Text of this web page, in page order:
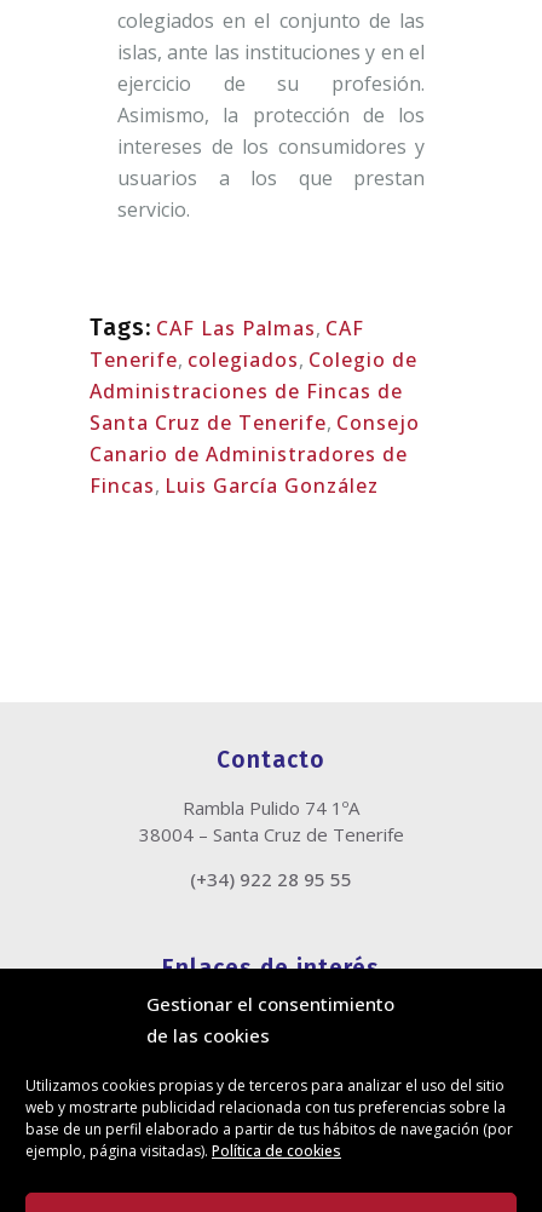
Gestionar el consentimiento
de las cookies
Utilizamos cookies propias y de terceros para analizar el uso del sitio
web y mostrarte publicidad relacionada con tus preferencias sobre la
base de un perfil elaborado a partir de tus hábitos de navegación (por
ejemplo, página visitadas). Política de cookies
colegiados en el conjunto de las
islas, ante las instituciones y en el
ejercicio de su profesión.
Asimismo, la protección de los
intereses de los consumidores y
usuarios a los que prestan
servicio.
Tags: CAF Las Palmas, CAF
Tenerife, colegiados, Colegio de
Administraciones de Fincas de
Santa Cruz de Tenerife, Consejo
Canario de Administradores de
Fincas, Luis García González
Contacto
Rambla Pulido 74 1ºA
38004 – Santa Cruz de Tenerife
(+34) 922 28 95 55
Enlaces de interés
Política de cookies
Política de privacidad
Canal de denuncias
Protección de privacidad en redes sociales